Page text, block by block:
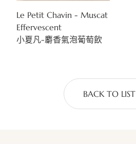
Le Petit Chavin - Muscat
Effervescent
小夏凡-麝香氣泡葡萄飲
BACK TO LIST